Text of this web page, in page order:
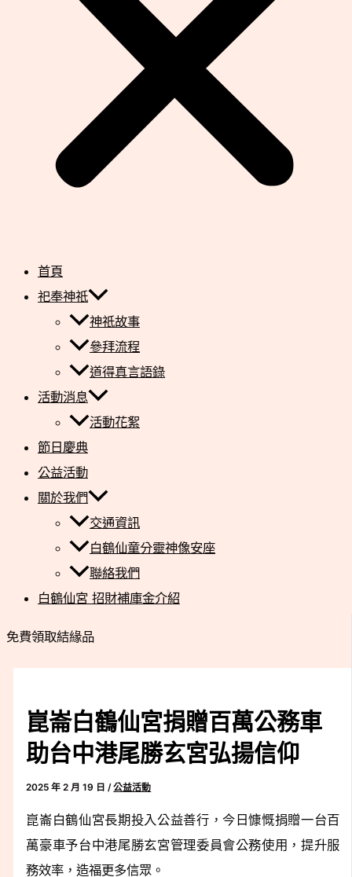
首頁
祀奉神祇
神祇故事
參拜流程
道得真言語錄
活動消息
活動花絮
節日慶典
公益活動
關於我們
交通資訊
白鶴仙童分靈神像安座
聯絡我們
白鶴仙宮 招財補庫金介紹
免費領取結緣品
崑崙白鶴仙宮捐贈百萬公務車
助台中港尾勝玄宮弘揚信仰
2025 年 2 月 19 日/公益活動
崑崙白鶴仙宮長期投入公益善行，今日慷慨捐贈一台百
萬豪車予台中港尾勝玄宮管理委員會公務使用，提升服
務效率，造福更多信眾。